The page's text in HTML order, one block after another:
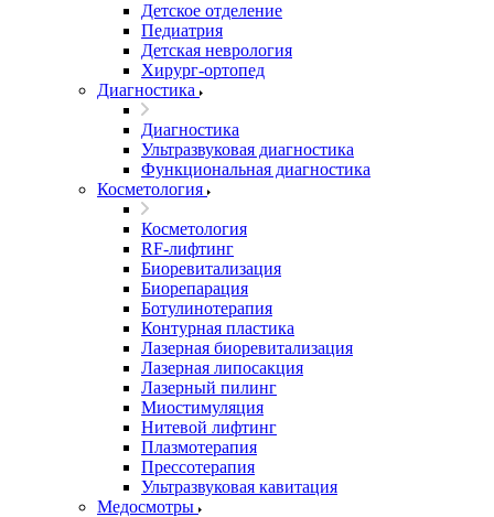
Детское отделение
Педиатрия
Детская неврология
Хирург-ортопед
Диагностика
Диагностика
Ультразвуковая диагностика
Функциональная диагностика
Косметология
Косметология
RF-лифтинг
Биоревитализация
Биорепарация
Ботулинотерапия
Контурная пластика
Лазерная биоревитализация
Лазерная липосакция
Лазерный пилинг
Миостимуляция
Нитевой лифтинг
Плазмотерапия
Прессотерапия
Ультразвуковая кавитация
Медосмотры